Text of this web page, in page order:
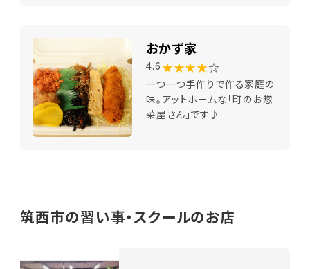
おかず家
4.6 ★★★★☆
一つ一つ手作りで作る家庭の
味。アットホームな「町のお惣
菜屋さん」です♪
筑西市の習い事・スクールのお店